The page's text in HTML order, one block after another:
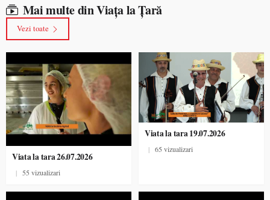
Mai multe din Viața la Țară
Vezi toate
Viata la tara 26.07.2026
| 55 vizualizari
Viata la tara 19.07.2026
| 65 vizualizari